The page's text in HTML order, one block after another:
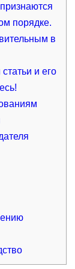
порядке.
в
и его